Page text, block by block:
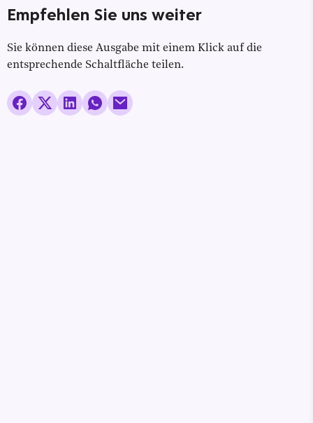
Empfehlen Sie uns weiter
Sie können diese Ausgabe mit einem Klick auf die
entsprechende Schaltfläche teilen.